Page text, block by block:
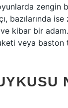
zengin
bazılarında
kibar bir
veya baston